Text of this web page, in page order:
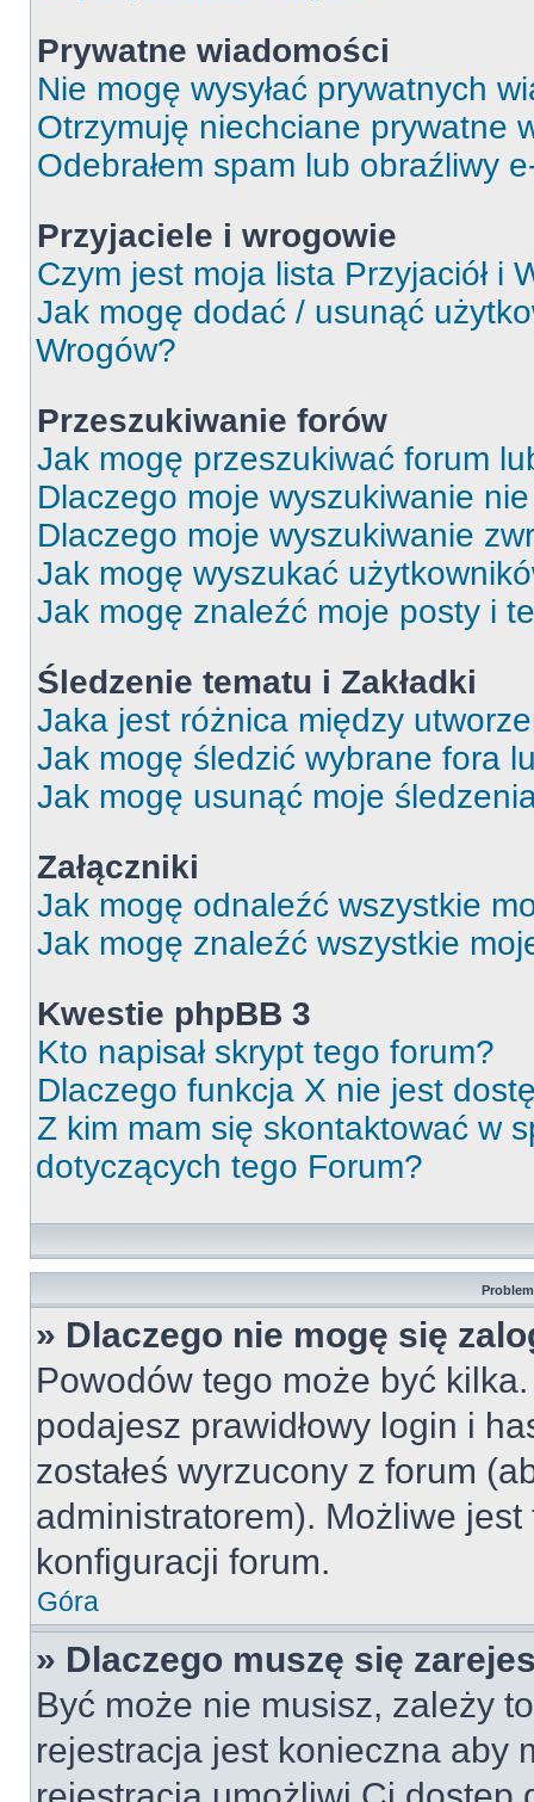
Prywatne wiadomości
Nie mogę wysyłać prywatnych
Otrzymuję niechciane prywatne
Odebrałem spam lub obraźliwy
Przyjaciele i wrogowie
Czym jest moja lista Przyjaciół i
Jak mogę dodać / usunąć
Wrogów?
Przeszukiwanie forów
Jak mogę przeszukiwać forum
Dlaczego moje wyszukiwanie
Dlaczego moje wyszukiwanie
Jak mogę wyszukać
Jak mogę znaleźć moje posty i
Śledzenie tematu i Zakładki
Jaka jest różnica między
Jak mogę śledzić wybrane fora
Jak mogę usunąć moje
Załączniki
Jak mogę odnaleźć wszystkie
Jak mogę znaleźć wszystkie
Kwestie phpBB 3
Kto napisał skrypt tego forum?
Dlaczego funkcja X nie jest
Z kim mam się skontaktować w
dotyczących tego Forum?
» Dlaczego nie mogę się
Powodów tego może być
podajesz prawidłowy login i
zostałeś wyrzucony z forum
administratorem). Możliwe
konfiguracji forum.
Góra
» Dlaczego muszę się
Być może nie musisz, zależy
rejestracja jest konieczna aby